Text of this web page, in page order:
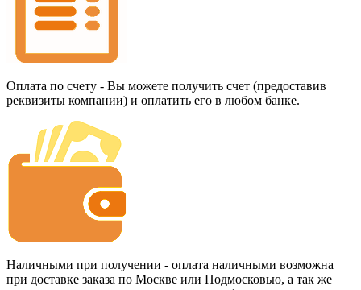
Оплата по счету - Вы можете получить счет (предоставив
реквизиты компании) и оплатить его в любом банке.
Наличными при получении - оплата наличными возможна
при доставке заказа по Москве или Подмосковью, а так же